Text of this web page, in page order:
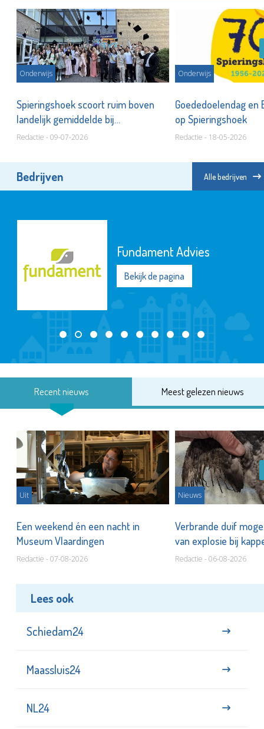
Onderwijs
Spieringshoek scoort ruim boven
landelijk gemiddelde bij
eindexamens
Redactie - 09-07-2026
Onderwijs
Goededoelendag
op Spieringshoek
Redactie - 18-05-2026
Bedrijven Alle bedrijven
Fundament Advies
Bekijk de pagina
Recent nieuws Meest gelezen nieuws
Uit
Een weekend én een nacht in
Museum Vlaardingen
Redactie - 07-08-2026
Nieuws
Verbrande duif
van explosie bij
Redactie - 06-08-2026
Lees ook
Schiedam24
Maassluis24
NL24